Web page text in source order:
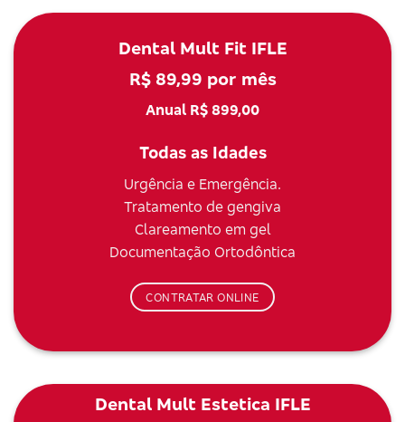
Dental Mult Fit IFLE
R$ 89,99 por mês
Anual R$ 899,00
Todas as Idades
Urgência e Emergência.
Tratamento de gengiva
Clareamento em gel
Documentação Ortodôntica
CONTRATAR ONLINE
Dental Mult Estetica IFLE